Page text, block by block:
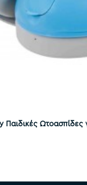
Παιδικές Ωτοασπίδες